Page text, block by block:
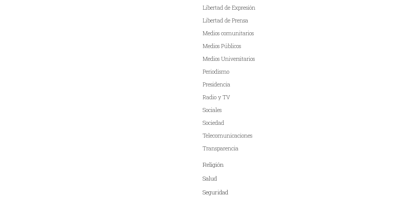
Libertad de Expresión
Libertad de Prensa
Medios comunitarios
Medios Públicos
Medios Universitarios
Periodismo
Presidencia
Radio y TV
Sociales
Sociedad
Telecomunicaciones
Transparencia
Religión
Salud
Seguridad